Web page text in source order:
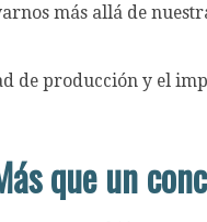
más allá de
de producción y el
que un